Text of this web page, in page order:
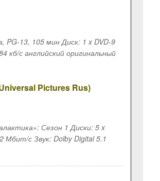
PG-13, 105 мин Диск: 1 x DVD-9
кб/с английский оригинальный
Pictures Rus)
Сезон 1 Диски: 5 x
Мбит/с Звук: Dolby Digital 5.1